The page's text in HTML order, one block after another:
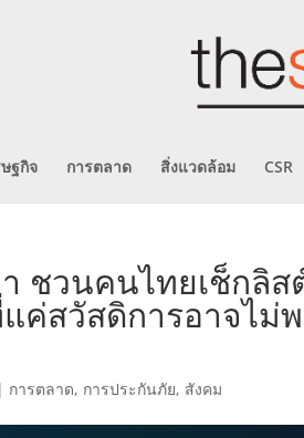
ฐกิจ การตลาด สิ่งแวดล้อม CSR
ชวนคนไทยเช็กลิส
ค่สวัสดิการอาจไม่
| การตลาด, การประกันภัย, สังคม